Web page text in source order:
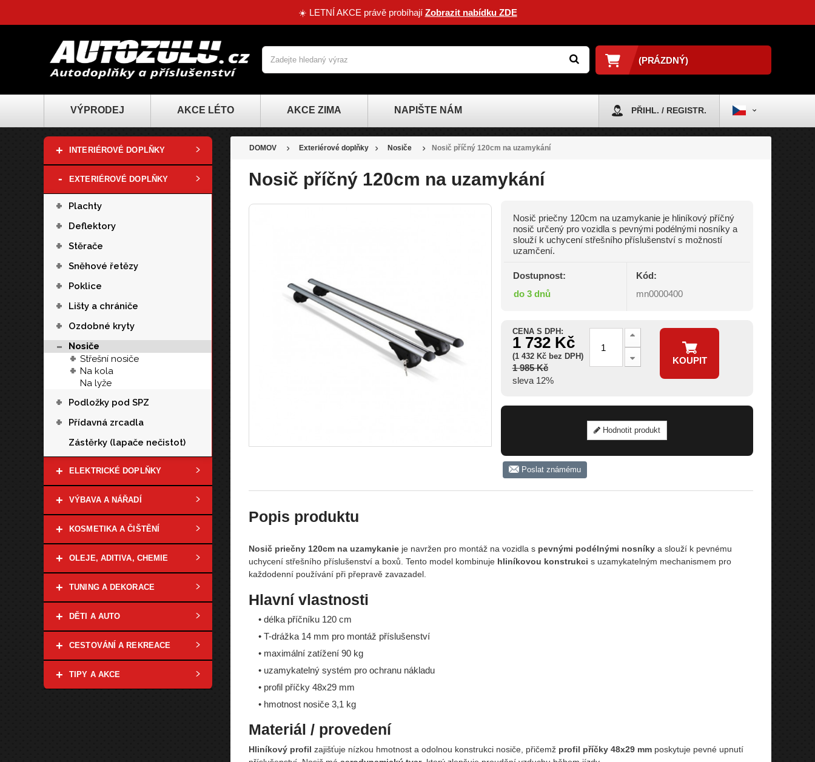
☀️ LETNÍ AKCE právě probíhají Zobrazit nabídku ZDE
(PRÁZDNÝ)
VÝPRODEJ AKCE LÉTO AKCE ZIMA NAPIŠTE NÁM PŘIHL. / REGISTR.
+ INTERIÉROVÉ DOPLŇKY
- EXTERIÉROVÉ DOPLŇKY
+ Plachty
+ Deflektory
+ Stěrače
+ Sněhové řetězy
+ Poklice
+ Lišty a chrániče
+ Ozdobné kryty
- Nosiče
+ Střešní nosiče
+ Na kola
Na lyže
+ Podložky pod SPZ
+
Přídavná zrcadla
Zástěrky (lapače nečistot)
+ ELEKTRICKÉ DOPLŇKY
+ VÝBAVA A NÁŘADÍ
+ KOSMETIKA A ČIŠTĚNÍ
+ OLEJE, ADITIVA, CHEMIE
+ TUNING A DEKORACE
+ DĚTI A AUTO
+ CESTOVÁNÍ A REKREACE
+ TIPY A AKCE
DOMOV Exteriérové doplňky Nosiče Nosič příčný 120cm na uzamykání
Nosič příčný 120cm na uzamykání
Nosič priečny 120cm na uzamykanie je hliníkový příčný
nosič určený pro vozidla s pevnými podélnými nosníky a
slouží k uchycení střešního příslušenství s možností
uzamčení.
Dostupnost:
do 3 dnů
Kód:
mn0000400
CENA S DPH:
1 732 Kč
(1 432 Kč bez DPH)
1 985 Kč
sleva 12%
KOUPIT
Hodnotit produkt
Poslat známému
Popis produktu
Nosič priečny 120cm na uzamykanieje navržen pro montáž na vozidla s pevnými podélnými nosníkya slouží k pevnému
uchycení střešního příslušenství a boxů. Tento model kombinuje hliníkovou konstrukci s uzamykatelným mechanismem pro
každodenní používání při přepravě zavazadel.
Hlavní vlastnosti
• délka příčníku 120 cm
• T-drážka 14 mm pro montáž příslušenství
• maximální zatížení 90 kg
• uzamykatelný systém pro ochranu nákladu
• profil příčky 48x29 mm
• hmotnost nosiče 3,1 kg
Materiál / provedení
Hliníkový profil zajišťuje nízkou hmotnost a odolnou konstrukci nosiče, přičemž profil příčky 48x29 mmposkytuje pevné upnutí